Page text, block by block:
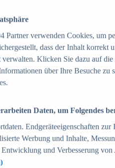
Zum Report
des Umsatzes in
in Deutschland und weltweit
50 Online Shops in
Zahlungsverfahren in
im Online-Handel in
Partner verwenden Cookies, um
dass der Inhalt korrekt
verwalten. Klicken Sie dazu auf
über Ihre Besuche
Daten, um Folgendes
Endgeräteeigenschaften
Werbung und Inhalte,
und Verbesserung von